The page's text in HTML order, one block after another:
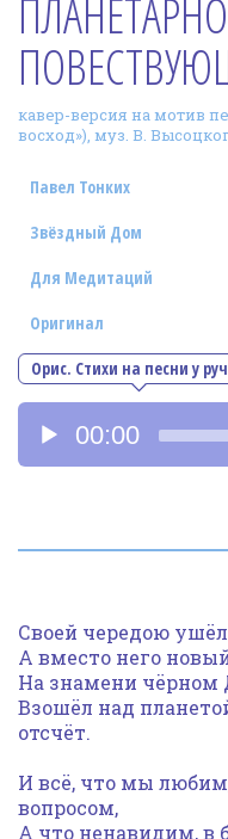
Фотогалерея
In English
Видео
Ииссиидиология
Номера песен
кавер-версия на мотив
восход»), муз. В.
Орис. Стихи на песни у
Павел Тонких
Звёздный Дом
Для Медитаций
Оригинал
Аудиоплеер
00:00
Своей чередою
А вместо него
На знамени
Взошёл над
отсчёт.
И всё, что мы
вопросом,
А что ненавидим, в